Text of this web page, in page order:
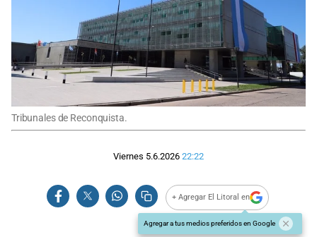
Tribunales de Reconquista.
Viernes 5.6.2026 22:22
+ Agregar El Litoral en
Agregar a tus medios preferidos en Google